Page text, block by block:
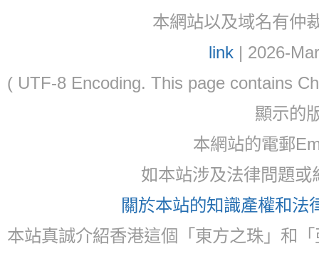
本網站以及域名有仲
link| 2026-
( UTF-8 Encoding. This page contains
顯示的
本網站的電郵
如本站涉及法律問題
關於本站的知識產權和法
本站真誠介紹香港這個「東方之珠」和